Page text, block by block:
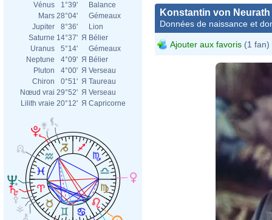
Vénus
1°39'
Balance
Mars 28°04'
Gémeaux
Jupiter
8°36'
Lion
Saturne 14°37' Я Bélier
Uranus
5°14'
Gémeaux
Neptune
4°09' Я Bélier
Pluton
4°00' Я Verseau
Chiron
0°51' Я Taureau
Nœud vrai 29°52' Я Verseau
Lilith vraie 20°12' Я Capricorne
Konstantin von Neurath
Données de naissance et
Ajouter aux favoris (1 fan)